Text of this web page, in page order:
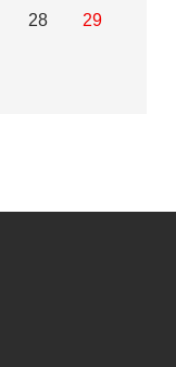
28 29